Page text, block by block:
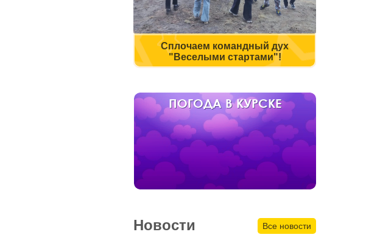
Сплочаем командный дух
"Веселыми стартами"!
ПОГОДА В КУРСКЕ
Новости Все новости